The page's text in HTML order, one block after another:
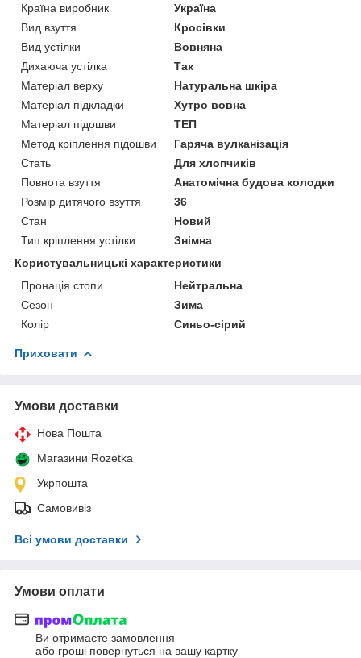
Країна виробник
Україна
Вид взуття
Кросівки
Вид устілки
Вовняна
Дихаюча устілка
Так
Матеріал верху
Натуральна шкіра
Матеріал підкладки
Хутро вовна
Матеріал підошви
ТЕП
Метод кріплення підошви
Гаряча вулканізація
Стать
Для хлопчиків
Повнота взуття
Анатомічна будова колодки
Розмір дитячого взуття
36
Стан
Новий
Тип кріплення устілки
Знімна
Користувальницькі характеристики
Пронація стопи
Нейтральна
Сезон
Зима
Колір
Синьо-сірий
Приховати
Умови доставки
Нова Пошта
Магазини Rozetka
Укрпошта
Самовивіз
Всі умови доставки
Умови оплати
Ви отримаєте замовлення
або гроші повернуться на вашу картку